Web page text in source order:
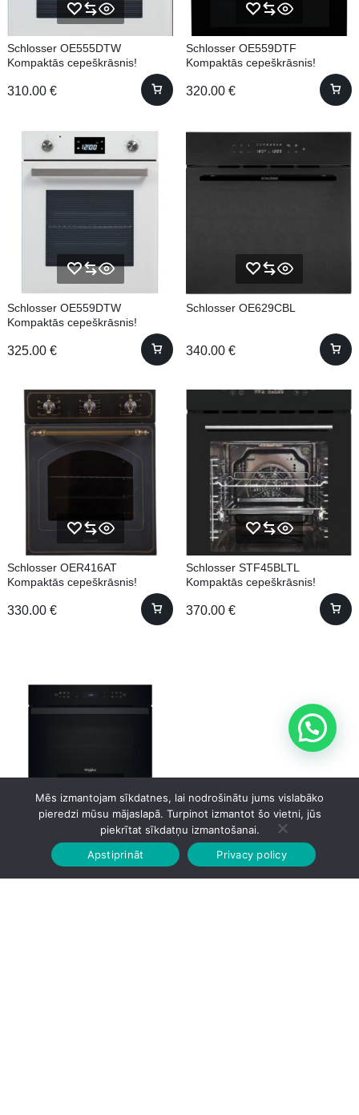
Schlosser OE555DTW
Kompaktās cepeškrāsnis!
310.00 €
Schlosser OE559DTF
Kompaktās cepeškrāsnis!
320.00 €
Schlosser OE559DTW
Kompaktās cepeškrāsnis!
325.00 €
Schlosser OE629CBL
340.00 €
Schlosser OER416AT
Kompaktās cepeškrāsnis!
330.00 €
Schlosser STF45BLTL
Kompaktās cepeškrāsnis!
370.00 €
Whirlpool WCS6A9PHTSBA
Sākumlapa Veikalā Grozs
Mēs izmantojam sīkdatnes, lai nodrošinātu jums vislabāko
pieredzi mūsu mājaslapā. Turpinot izmantot šo vietni, jūs
piekrītat sīkdatņu izmantošanai.
Apstiprināt
Privacy policy